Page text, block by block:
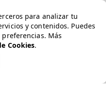
para analizar tu
y contenidos. Puedes
Más
Cookies.